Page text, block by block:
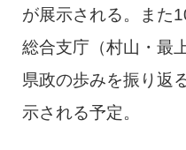
が展示される。また
総合支庁（村山・最
県政の歩みを振り返
示される予定。